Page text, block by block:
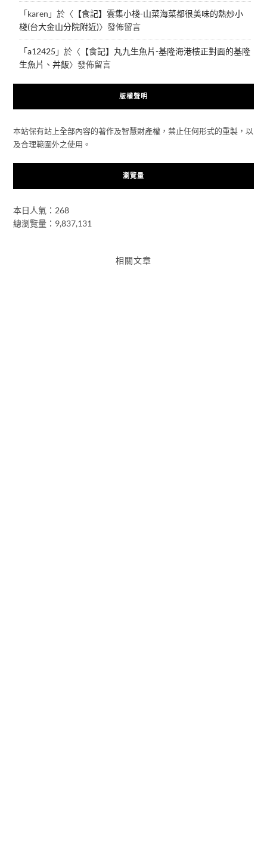
「karen 」於〈 【食記】雲集小棧-山菜海菜都很美味的熱炒小
棧(台大金山分院附近)〉發佈留言
「a12425 」於〈 【食記】丸九生魚片-基隆海港樓正對面的基隆
生魚片、丼飯〉發佈留言
版權聲明
本站保有站上全部內容的著作及智慧財產權，禁止任何形式的重製，以
及合理範圍外之使用。
瀏覽量
本日人氣：268
總瀏覽量：9,837,131
相關文章